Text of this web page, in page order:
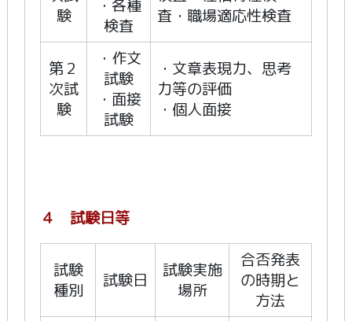
験
・各種
検査
査・職場適応性検査
第２
次試
験
・作文
試験
・面接
試験
・文章表現力、思考
力等の評価
・個人面接
４ 試験日等
試験
種別
試験日
試験実施
場所
合否発表
の時期と
方法